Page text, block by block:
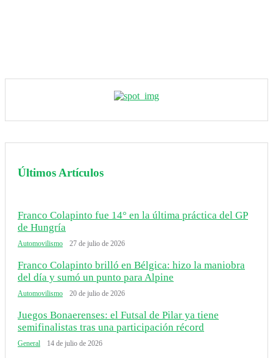
Últimos Artículos
Franco Colapinto fue 14° en la última práctica del GP
de Hungría
Automovilismo 27 de julio de 2026
Franco Colapinto brilló en Bélgica: hizo la maniobra
del día y sumó un punto para Alpine
Automovilismo 20 de julio de 2026
Juegos Bonaerenses: el Futsal de Pilar ya tiene
semifinalistas tras una participación récord
General 14 de julio de 2026